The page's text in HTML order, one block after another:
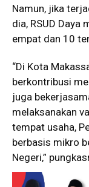
Namun, jika
dia, RSUD
empat dan 10
“Di Kota
berkontribusi
juga
melaksanakan
tempat usaha,
berbasis mikro
Negeri,”